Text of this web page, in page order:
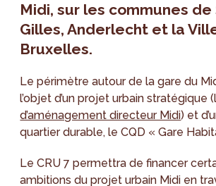
Midi, sur les communes de
Gilles, Anderlecht et la
Bruxelles.
Le périmètre autour de la gare du
l’objet d’un projet urbain stratégique
d’aménagement directeur Midi) et
quartier durable, le CQD « Gare
Le CRU 7 permettra de financer
ambitions du projet urbain Midi en